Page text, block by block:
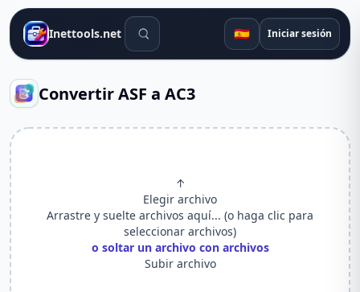
Inettools.net Herramientas de búsqueda
🇪🇸 Iniciar sesión
Convertir ASF a AC3
↑
Elegir archivo
Arrastre y suelte archivos aquí... (o haga clic para
seleccionar archivos)
o soltar un archivo con archivos
Subir archivo